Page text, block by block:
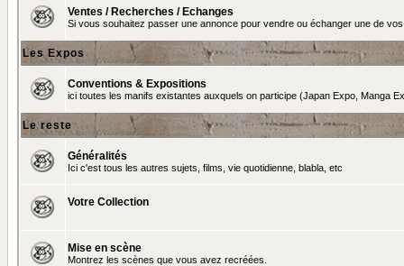
Ventes / Recherches / Echanges
Si vous souhaitez passer une annonce pour vendre ou échanger une de
Les Expos
Conventions & Expositions
ici toutes les manifs existantes auxquels on participe (Japan Expo, Manga
Le reste
Généralités
Ici c'est tous les autres sujets, films, vie quotidienne, blabla, etc
Votre Collection
Mise en scène
Montrez les scènes que vous avez recréées.